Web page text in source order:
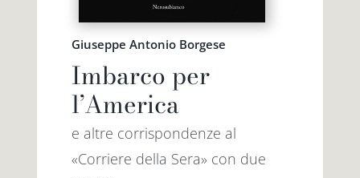
Giuseppe Antonio Borgese
Imbarco per
l’America
e altre corrispondenze al
«Corriere della Sera» con due